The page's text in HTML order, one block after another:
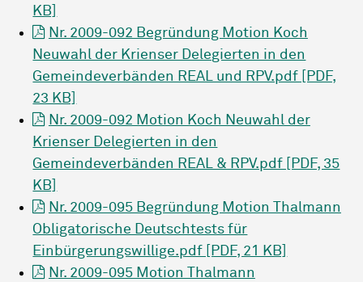
KB]
Nr. 2009-092 Begründung Motion Koch
Neuwahl der Krienser Delegierten in den
Gemeindeverbänden REAL und RPV.pdf [PDF,
23 KB]
Nr. 2009-092 Motion Koch Neuwahl der
Krienser Delegierten in den
Gemeindeverbänden REAL & RPV.pdf [PDF, 35
KB]
Nr. 2009-095 Begründung Motion Thalmann
Obligatorische Deutschtests für
Einbürgerungswillige.pdf [PDF, 21 KB]
Nr. 2009-095 Motion Thalmann